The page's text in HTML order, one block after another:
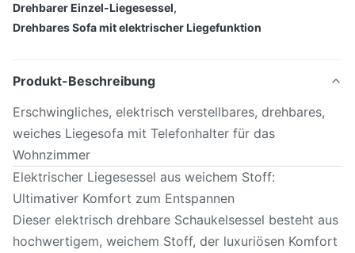
Drehbarer Einzel-Liegesessel,
Drehbares Sofa mit elektrischer Liegefunktion
Produkt-Beschreibung
Erschwingliches, elektrisch verstellbares, drehbares,
weiches Liegesofa mit Telefonhalter für das
Wohnzimmer
Elektrischer Liegesessel aus weichem Stoff:
Ultimativer Komfort zum Entspannen
Dieser elektrisch drehbare Schaukelsessel besteht aus
hochwertigem, weichem Stoff, der luxuriösen Komfort